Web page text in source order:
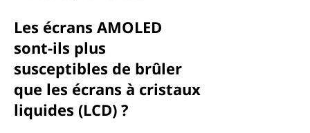
Les écrans AMOLED
sont-ils plus
susceptibles de brûler
que les écrans à cristaux
liquides (LCD) ?